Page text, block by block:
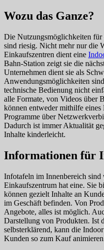
Wozu das Ganze?
Die Nutzungsmöglichkeiten
sind riesig. Nicht mehr nur die
Einkaufszentren dient eine
Bahn-Station zeigt sie die
Unternehmen dient sie als
Anwendungsmöglichkeiten
technische Bedienung nicht
alle Formate, von Videos über
können entweder mithilfe
Programme über
Dadurch ist immer Aktualität
Inhalte kinderleicht.
Informationen für
Infotafeln im Innenbereich sind
Einkaufszentrum hat eine. Sie
können gezielt Inhalte an
im Geschäft befinden. Von
Angebote, alles ist möglich.
Darstellung von Produkten. Ist
selbsterklärend, kann die
Kunden so zum Kauf